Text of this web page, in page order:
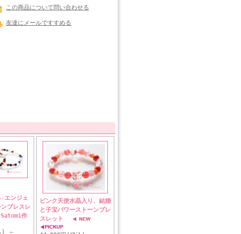
この商品について問い合わせる
友達にメールですすめる
エンジェ
ブレスレ
作
) ～
ピンク天使水晶入り、結婚
と子宝パワーストーンブレ
スレット